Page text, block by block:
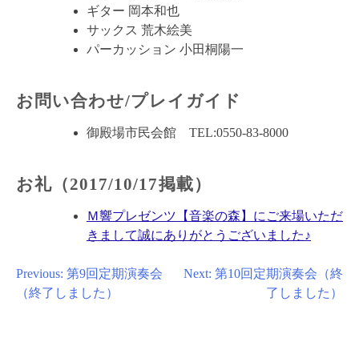
ギター 岡本和也
サックス 荒木絵美
パーカッション 小田桐陽一
お問い合わせ/プレイガイド
御殿場市民会館 TEL:0550-83-8000
お礼（2017/10/17掲載）
Ｍ響プレゼンツ【音楽の森】にご来場いただ
きまして誠にありがとうございました♪
投
稿
Previous: 第9回定期演奏会
（終了しました）
Next: 第10回定期演奏会（終
了しました）